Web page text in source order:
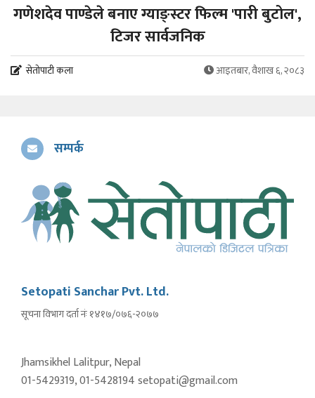
गणेशदेव पाण्डेले बनाए ग्याङ्स्टर फिल्म 'पारी बुटोल',
टिजर सार्वजनिक
सेतोपाटी कला आइतबार, वैशाख ६, २०८३
सम्पर्क
Setopati Sanchar Pvt. Ltd.
सूचना विभाग दर्ता नंः १४१७/०७६-२०७७
Jhamsikhel Lalitpur, Nepal
01-5429319, 01-5428194 setopati@gmail.com